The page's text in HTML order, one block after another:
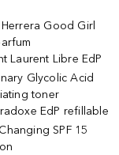
Good Girl
Laurent Libre EdP
Glycolic Acid
toner
EdP refillable
SPF 15